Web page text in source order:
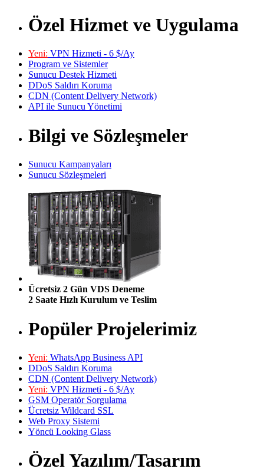
Özel Hizmet ve Uygulama
Yeni: VPN Hizmeti - 6 $/Ay
Program ve Sistemler
Sunucu Destek Hizmeti
DDoS Saldırı Koruma
CDN (Content Delivery Network)
API ile Sunucu Yönetimi
Bilgi ve Sözleşmeler
Sunucu Kampanyaları
Sunucu Sözleşmeleri
Ücretsiz 2 Gün VDS Deneme
2 Saate Hızlı Kurulum ve Teslim
Popüler Projelerimiz
Yeni: WhatsApp Business API
DDoS Saldırı Koruma
CDN (Content Delivery Network)
Yeni: VPN Hizmeti - 6 $/Ay
GSM Operatör Sorgulama
Ücretsiz Wildcard SSL
Web Proxy Sistemi
Yöncü Looking Glass
Özel Yazılım/Tasarım